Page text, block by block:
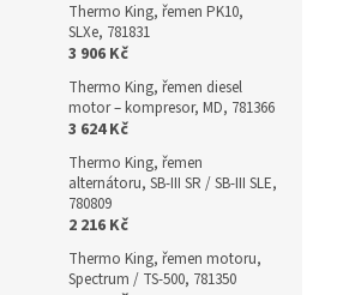
Thermo King, řemen PK10,
SLXe, 781831
3 906 Kč
Thermo King, řemen diesel
motor – kompresor, MD, 781366
3 624 Kč
Thermo King, řemen
alternátoru, SB-III SR / SB-III SLE,
780809
2 216 Kč
Thermo King, řemen motoru,
Spectrum / TS-500, 781350